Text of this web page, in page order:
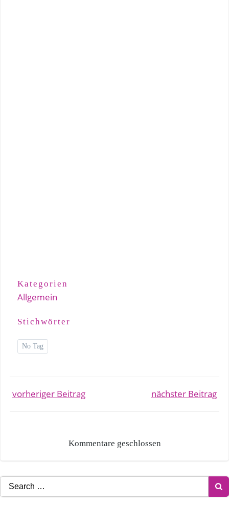
Kategorien
Allgemein
Stichwörter
No Tag
Post
vorheriger Beitrag
Postnächster Beitrag
Kommentare geschlossen
Search
for: